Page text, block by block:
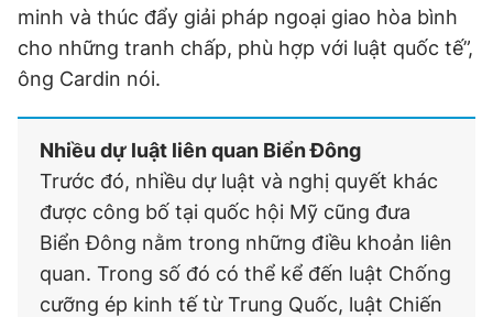
minh và thúc đẩy giải pháp ngoại giao hòa bình
cho những tranh chấp, phù hợp với luật quốc tế”,
ông Cardin nói.
Nhiều dự luật liên quan Biển Đông
Trước đó, nhiều dự luật và nghị quyết khác
được công bố tại quốc hội Mỹ cũng đưa
Biển Đông nằm trong những điều khoản liên
quan. Trong số đó có thể kể đến luật Chống
cưỡng ép kinh tế từ Trung Quốc, luật Chiến